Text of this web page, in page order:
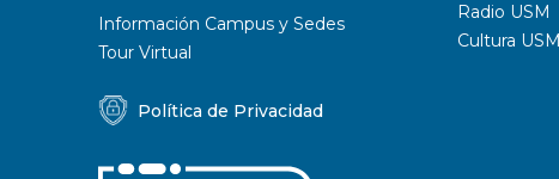
Información Campus y Sedes
Tour Virtual
Política de Privacidad
Radio USM
Cultura USM